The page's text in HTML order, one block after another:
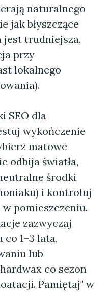
naturalnego
jak błyszczące
jest trudniejsza,
przy
lokalnego
SEO dla
wykończenie
matowe
odbija światła,
środki
i kontroluj
pomieszczeniu.
zazwyczaj
1–3 lata,
lub
co sezon
Pamiętaj" w